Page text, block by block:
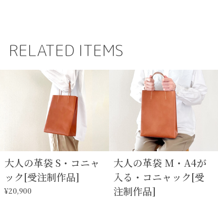
RELATED ITEMS
大人の革袋 S・コニャ
ック[受注制作品]
¥20,900
大人の革袋 M・A4が
入る・コニャック[受
注制作品]